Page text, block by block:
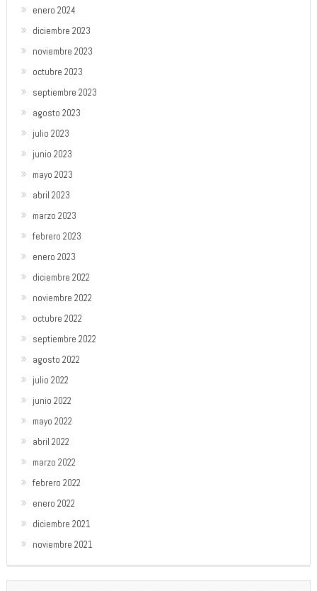
enero 2024
diciembre 2023
noviembre 2023
octubre 2023
septiembre 2023
agosto 2023
julio 2023
junio 2023
mayo 2023
abril 2023
marzo 2023
febrero 2023
enero 2023
diciembre 2022
noviembre 2022
octubre 2022
septiembre 2022
agosto 2022
julio 2022
junio 2022
mayo 2022
abril 2022
marzo 2022
febrero 2022
enero 2022
diciembre 2021
noviembre 2021